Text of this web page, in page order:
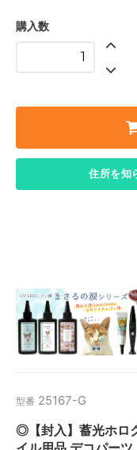
購入数
住所を知
型番 25167-G
◎【封入】蓄光ホロ